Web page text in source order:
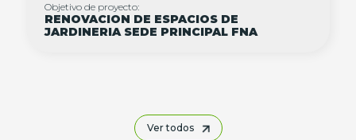
Objetivo de proyecto:
RENOVACION DE ESPACIOS DE
JARDINERIA SEDE PRINCIPAL FNA
Ver todos